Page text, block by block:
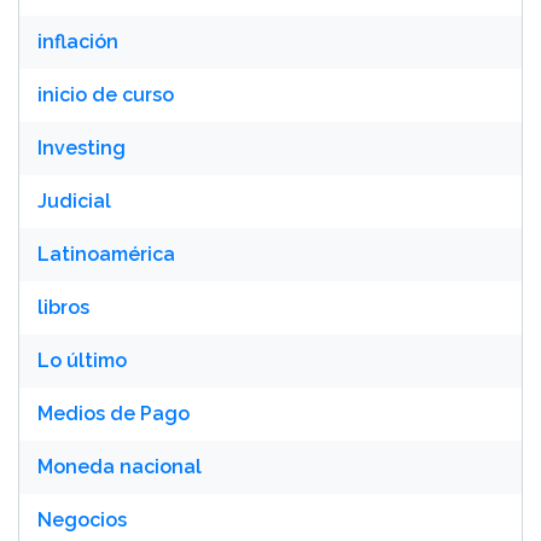
inflación
inicio de curso
Investing
Judicial
Latinoamérica
libros
Lo último
Medios de Pago
Moneda nacional
Negocios